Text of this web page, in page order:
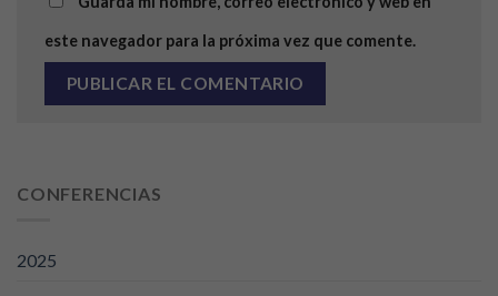
CONFERENCIAS
2025
este navegador para la próxima vez que comente.